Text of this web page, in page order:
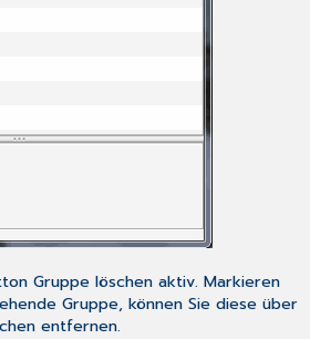
Gruppe löschen aktiv. Markieren
Gruppe, können Sie diese über
entfernen.